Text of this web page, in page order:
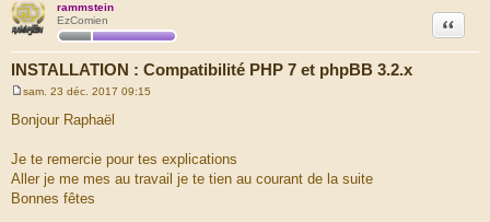
rammstein
EzComien
INSTALLATION : Compatibilité PHP 7 et phpBB 3.2.x
Citation
s
g
e
sam. 23 déc. 2017 09:15
Bonjour Raphaël
Je te remercie pour tes explications
Aller je me mes au travail je te tien au courant de la suite
Bonnes fêtes